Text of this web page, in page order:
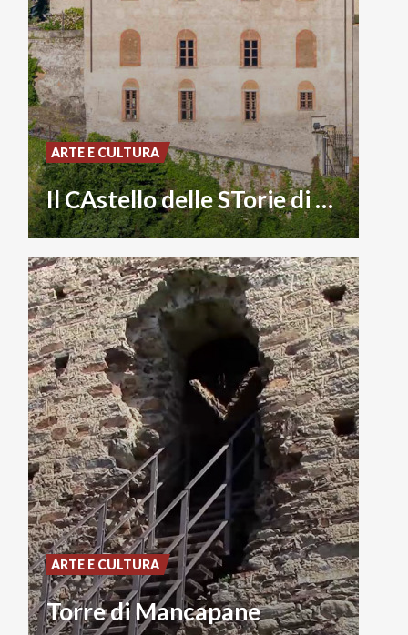
Il CAstello delle STorie di montagna - CAST
ARTE E CULTURA
Torre di Mancapane
ARTE E CULTURA